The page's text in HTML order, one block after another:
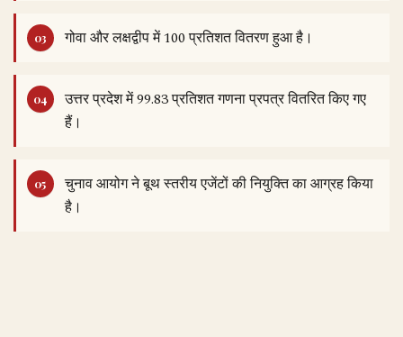
गोवा और लक्षद्वीप में 100 प्रतिशत वितरण हुआ है।
उत्तर प्रदेश में 99.83 प्रतिशत गणना प्रपत्र वितरित किए गए
हैं।
चुनाव आयोग ने बूथ स्तरीय एजेंटों की नियुक्ति का आग्रह किया
है।